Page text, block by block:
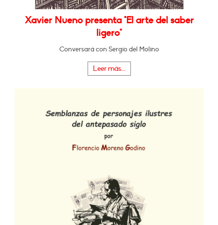
Xavier Nueno presenta "El arte del saber
ligero"
Conversará con Sergio del Molino
Leer más...